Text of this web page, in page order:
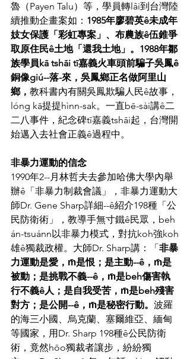
魯（Payen Talu）等，學員轉lâi到台灣陸
續推動企畫案如： 1985年廖碧英ê未成年
妓女保護「彩虹專案」、布農族ê伍錐爭
取原住民ê土地「還我土地」。1988年鄒
族學員kā tshāi tī嘉義火車頭前騙子吳鳳ê
銅像giú--落-來，吳鳳鄉正名做阿里山
鄉， 教科書內有關吳鳳欺騙人民ê故事，
lóng kā提提hìnn-sak。一直bē-sài講ê二
二八事件，紀念碑tī嘉義tshāi起，台灣開
始邁入去社會正義ê過程中。
非暴力運動的信念
1990年2--月林哲夫去參加哈佛大學內舉
辦ê「非暴力制裁會議」，非暴力運動大
師Dr. Gene Sharp詳細--ê紹介198種「公
民防衛術」，教導手無寸鐵ê民眾，beh
án-tsuánn以非暴力模式，對抗koh強koh
雄ê獨裁政權。大師Dr. Sharp講：「 非暴
力運動是愛，m̄是恨；是主動--ê，m̄是
被動；是挑戰不義--ê，m̄是beh傷害執
行不義ê人；是自我受苦，m̄是beh殘害
對方；是公開--ê，m̄是秘密行動。 波羅
的海三小國、烏克蘭、塞爾維亞、緬甸
等國家，用Dr. Sharp 198種ê公民防衛
術，竟然hōo獨裁者讓步，紛紛獨